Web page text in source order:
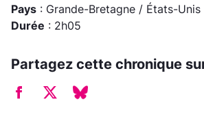
Pays : Grande-Bretagne / États-Unis
Durée : 2h05
Partagez cette chronique